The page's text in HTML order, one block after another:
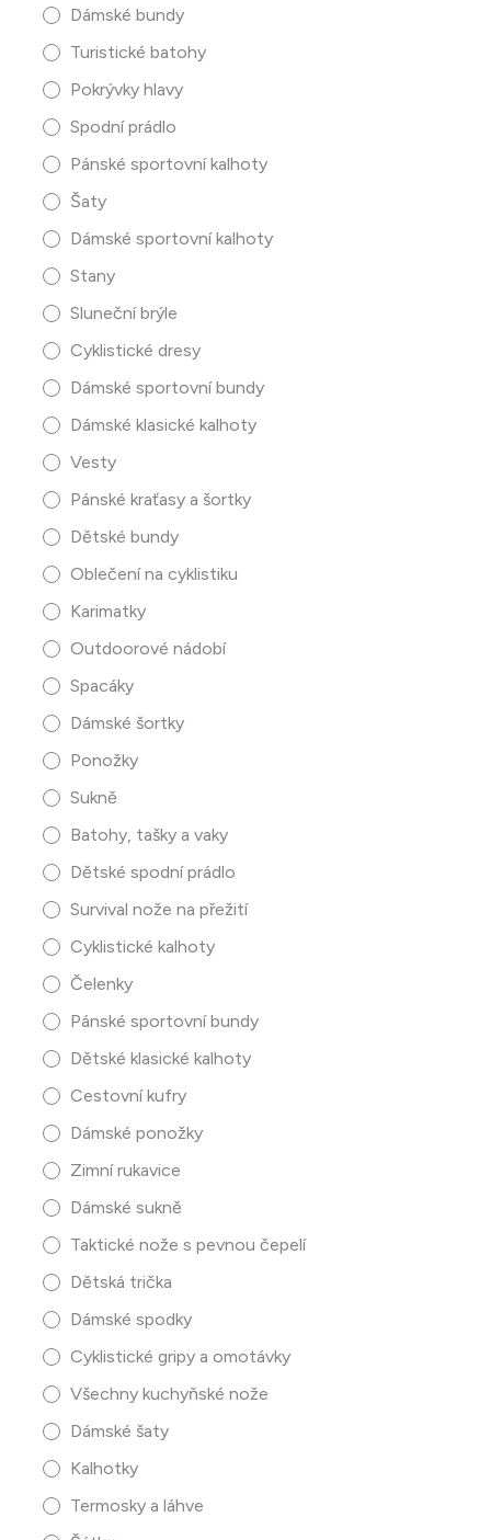
Dámské bundy
Turistické batohy
Pokrývky hlavy
Spodní prádlo
Pánské sportovní kalhoty
Šaty
Dámské sportovní kalhoty
Stany
Sluneční brýle
Cyklistické dresy
Dámské sportovní bundy
Dámské klasické kalhoty
Vesty
Pánské kraťasy a šortky
Dětské bundy
Oblečení na cyklistiku
Karimatky
Outdoorové nádobí
Spacáky
Dámské šortky
Ponožky
Sukně
Batohy, tašky a vaky
Dětské spodní prádlo
Survival nože na přežití
Cyklistické kalhoty
Čelenky
Pánské sportovní bundy
Dětské klasické kalhoty
Cestovní kufry
Dámské ponožky
Zimní rukavice
Dámské sukně
Taktické nože s pevnou čepelí
Dětská trička
Dámské spodky
Cyklistické gripy a omotávky
Všechny kuchyňské nože
Dámské šaty
Kalhotky
Termosky a láhve